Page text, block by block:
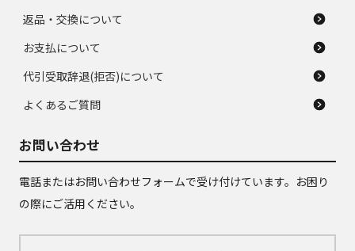
返品・交換について
お支払について
代引受取辞退(拒否)について
よくあるご質問
お問い合わせ
電話またはお問い合わせフォームで受け付けています。お困り
の際にご活用ください。